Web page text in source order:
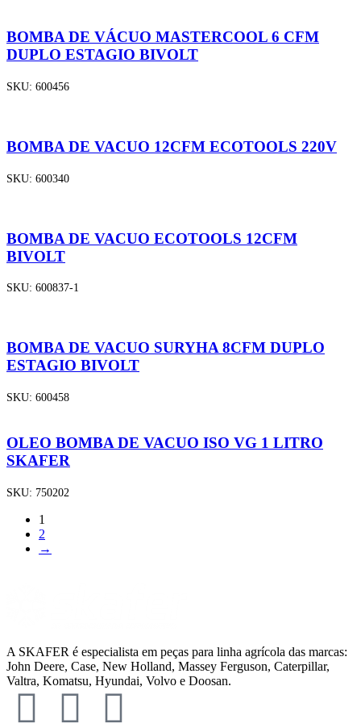
BOMBA DE VÁCUO MASTERCOOL 6 CFM
DUPLO ESTAGIO BIVOLT
SKU: 600456
BOMBA DE VACUO 12CFM ECOTOOLS 220V
SKU: 600340
BOMBA DE VACUO ECOTOOLS 12CFM
BIVOLT
SKU: 600837-1
BOMBA DE VACUO SURYHA 8CFM DUPLO
ESTAGIO BIVOLT
SKU: 600458
OLEO BOMBA DE VACUO ISO VG 1 LITRO
SKAFER
SKU: 750202
1
2
→
A SKAFER é especialista em peças para linha agrícola das marcas:
John Deere, Case, New Holland, Massey Ferguson, Caterpillar,
Valtra, Komatsu, Hyundai, Volvo e Doosan.